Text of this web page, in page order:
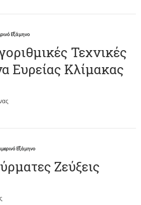
Εξάμηνο
Τεχνικές
Ευρείας Κλίμακας
Εξάμηνο
Ζεύξεις